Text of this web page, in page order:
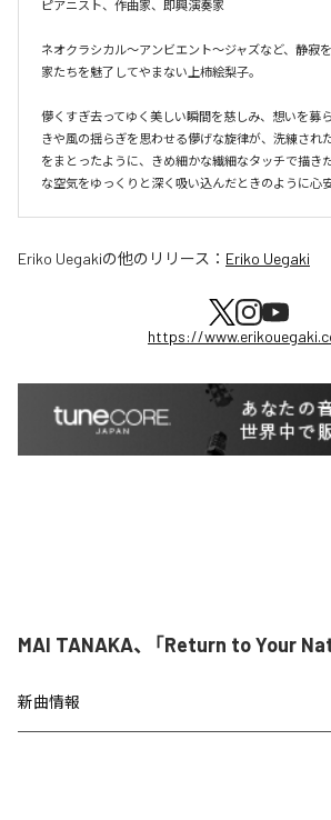
ピアニスト、作曲家、即興演奏家
ネオクラシカル〜アンビエント〜ジャズなど、静寂
家たちを魅了してやまない上柿絵梨子。
儚くすぎ去ってゆく美しい瞬間を慈しみ、想いを募
きや風の揺らぎを思わせる儚げな旋律が、洗練され
をまとったように、きめ細かな繊細なタッチで描き
Eriko Uegakiの他のリリース： Eriko Uegaki
https://
MAI TANAKA、「Return to Your
新曲情報